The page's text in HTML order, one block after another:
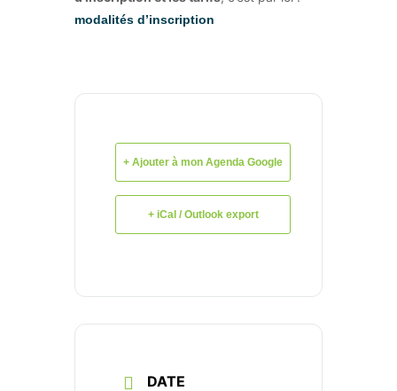
modalités d’inscription
+ Ajouter à mon Agenda Google
+ iCal / Outlook export
DATE